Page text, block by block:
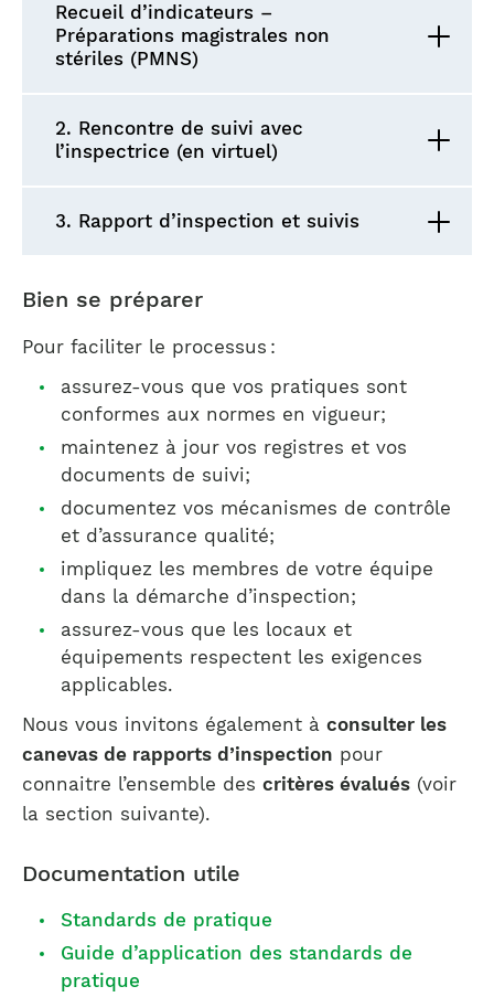
Recueil d’indicateurs –
Préparations magistrales non
stériles (PMNS)
2. Rencontre de suivi avec
l’inspectrice (en virtuel)
3. Rapport d’inspection et suivis
Bien se préparer
Pour faciliter le processus :
assurez-vous que vos pratiques sont
conformes aux normes en vigueur;
maintenez à jour vos registres et vos
documents de suivi;
documentez vos mécanismes de contrôle
et d’assurance qualité;
impliquez les membres de votre équipe
dans la démarche d’inspection;
assurez-vous que les locaux et
équipements respectent les exigences
applicables.
Nous vous invitons également à consulter les
canevas de rapports d’inspection pour
connaitre l’ensemble des critères évalués (voir
la section suivante).
Documentation utile
Standards de pratique
Guide d’application des standards de
pratique